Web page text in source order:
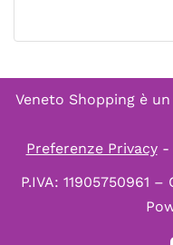
Veneto Shopping è
Preferenze Privacy-
P.IVA: 11905750961